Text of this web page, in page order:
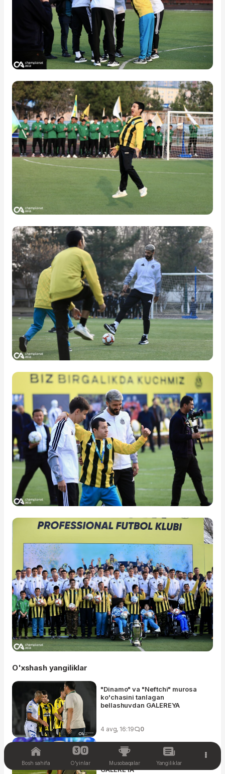
O'xshash yangiliklar
"Dinamo" va "Neftchi" murosa
ko'chasini tanlagan
bellashuvdan GALEREYA
4 avg, 16:19 0
"Neftchi" so'nggi daqiqalarda
mag'lubiyatdan qutulib qolgan
"Navbahor" bilan to'qnashuvdan
GALEREYA
Bosh sahifa O'yinlar Musobaqalar Yangiliklar